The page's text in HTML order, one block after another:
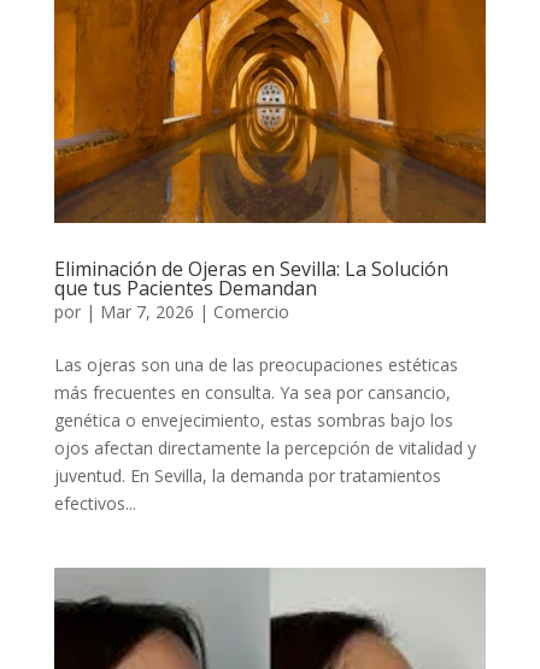
Eliminación de Ojeras en Sevilla: La Solución
que tus Pacientes Demandan
por | Mar 7, 2026 | Comercio
Las ojeras son una de las preocupaciones estéticas
más frecuentes en consulta. Ya sea por cansancio,
genética o envejecimiento, estas sombras bajo los
ojos afectan directamente la percepción de vitalidad y
juventud. En Sevilla, la demanda por tratamientos
efectivos...